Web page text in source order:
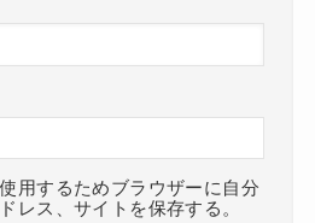
用するためブラウザーに自分
レス、サイトを保存する。